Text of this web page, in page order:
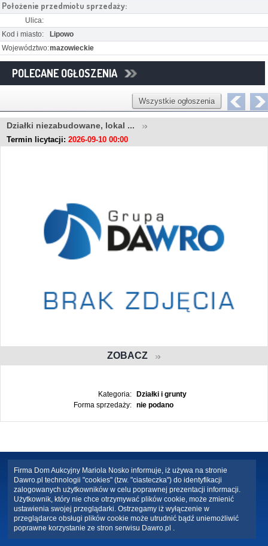
Położenie przedmiotu sprzedaży:
Ulica:
Kod i miasto:
Lipowo
Województwo:mazowieckie
POLECANE OGŁOSZENIA
Wszystkie ogłoszenia
Działki niezabudowane, lokal ...
Termin licytacji: 2026-09-10 00:00
ZOBACZ
Kategoria:
Działki i grunty
Forma sprzedaży:
nie podano
Firma Dom Aukcyjny Mariola Nosko informuje, iż używa na stronie
Dawro.pl technologii "cookies" (tzw. "ciasteczka") do identyfikacji
zalogowanych użytkowników w celu poprawnej prezentacji informacji.
Użytkownik, który nie chce otrzymywać plików cookie, może zmienić
ustawienia swojej przeglądarki. Ostrzegamy iż wyłączenie w
przeglądarce obsługi plików cookie może utrudnić bądź uniemożliwić
poprawne korzystanie ze stron serwisu Dawro.pl .